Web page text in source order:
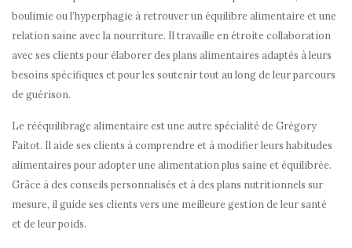
boulimie ou l’hyperphagie à retrouver un équilibre alimentaire et une
relation saine avec la nourriture. Il travaille en étroite collaboration
avec ses clients pour élaborer des plans alimentaires adaptés à leurs
besoins spécifiques et pour les soutenir tout au long de leur parcours
de guérison.
Le rééquilibrage alimentaire est une autre spécialité de Grégory
Faitot. Il aide ses clients à comprendre et à modifier leurs habitudes
alimentaires pour adopter une alimentation plus saine et équilibrée.
Grâce à des conseils personnalisés et à des plans nutritionnels sur
mesure, il guide ses clients vers une meilleure gestion de leur santé
et de leur poids.